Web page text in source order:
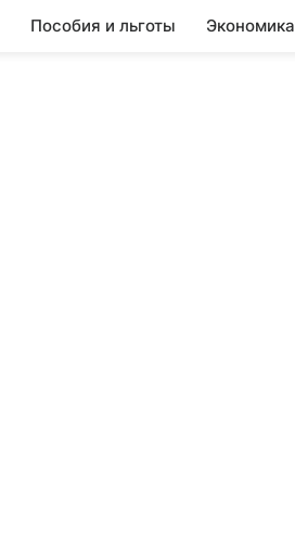
Пособия и льготы Экономика